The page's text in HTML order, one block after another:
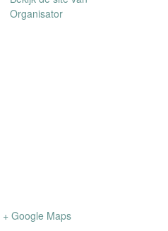
+ Google Maps
Organisator